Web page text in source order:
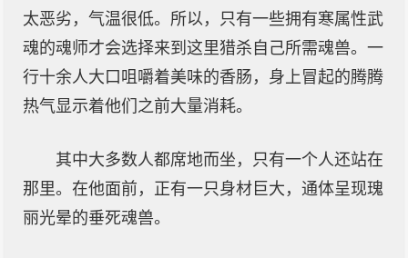
太恶劣，气温很低。所以，只有一些拥有寒属性武
魂的魂师才会选择来到这里猎杀自己所需魂兽。一
行十余人大口咀嚼着美味的香肠，身上冒起的腾腾
热气显示着他们之前大量消耗。
其中大多数人都席地而坐，只有一个人还站在
那里。在他面前，正有一只身材巨大，通体呈现瑰
丽光晕的垂死魂兽。